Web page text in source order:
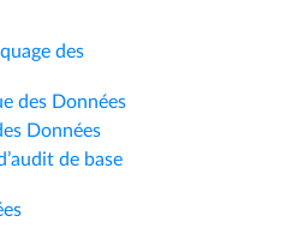
des
des Données
Données
de base